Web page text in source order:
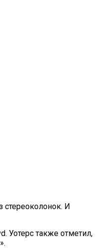
И
Уотерс также отметил,